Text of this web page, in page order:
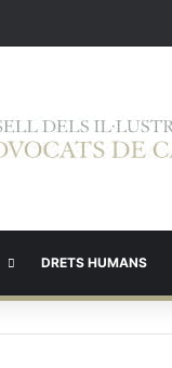
DRETS HUMANS